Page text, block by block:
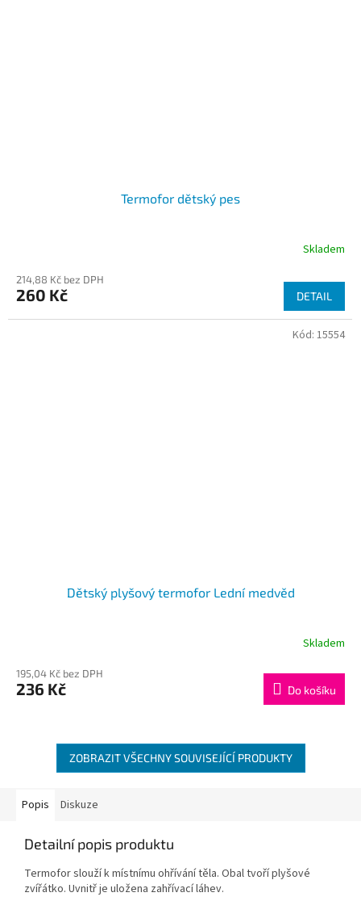
Termofor dětský pes
Skladem
214,88 Kč bez DPH
260 Kč DETAIL
Dětský plyšový termofor Lední medvěd
Skladem
195,04 Kč bez DPH
236 Kč Do košíku
Kód: 15554
ZOBRAZIT VŠECHNY SOUVISEJÍCÍ PRODUKTY
Popis Diskuze
Detailní popis produktu
Termofor slouží k místnímu ohřívání těla. Obal tvoří plyšové
zvířátko. Uvnitř je uložena zahřívací láhev.